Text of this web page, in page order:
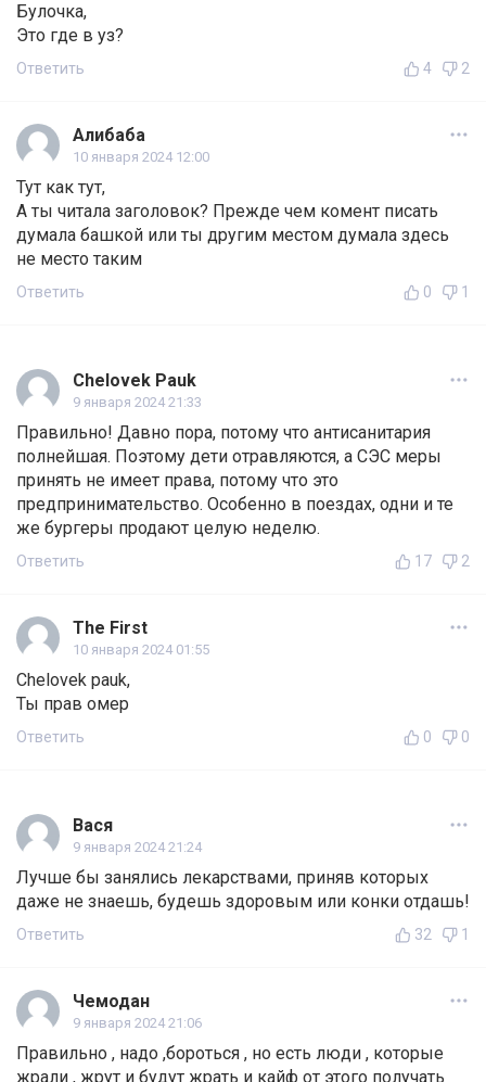
Булочка,
Это где в уз?
Ответить 4 2
Алибаба
10 января 2024 12:00
Тут как тут,
А ты читала заголовок? Прежде чем комент писать
думала башкой или ты другим местом думала здесь
не место таким
Ответить 0 1
Chelovek Pauk
9 января 2024 21:33
Правильно! Давно пора, потому что антисанитария
полнейшая. Поэтому дети отравляются, а СЭС меры
принять не имеет права, потому что это
предпринимательство. Особенно в поездах, одни и те
же бургеры продают целую неделю.
Ответить 17 2
The First
10 января 2024 01:55
Chelovek pauk,
Ты прав омер
Ответить 0 0
Вася
9 января 2024 21:24
Лучше бы занялись лекарствами, приняв которых
даже не знаешь, будешь здоровым или конки отдашь!
Ответить 32 1
Чемодан
9 января 2024 21:06
Правильно , надо ,бороться , но есть люди , которые
жрали , жрут и будут жрать и кайф от этого получать